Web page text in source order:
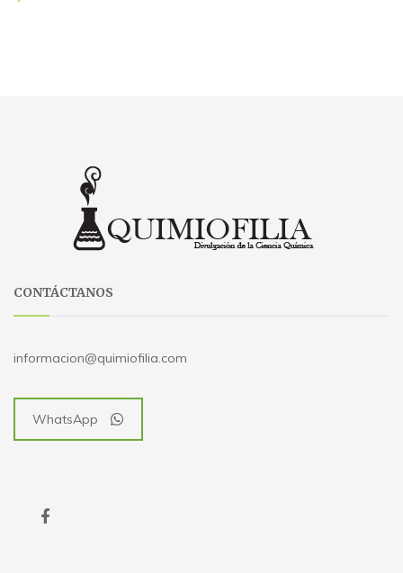
CONTÁCTANOS
informacion@quimiofilia.com
WhatsApp